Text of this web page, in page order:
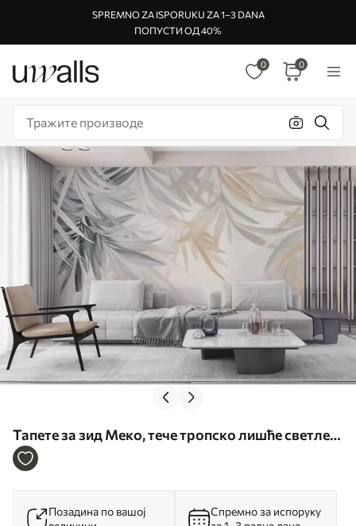
SPREMNO ZA ISPORUKU ZA 1–3 DANA
ПОПУСТИ ОД 40%
0 0
Тапете за зид Меко, тече тропско лишће светле
боје у нијансама сиве и брескве, стапајући се у
Позадина по вашој
Спремно за испоруку